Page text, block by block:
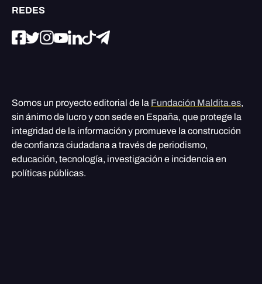
REDES
Somos un proyecto editorial de la Fundación Maldita.es,
sin ánimo de lucro y con sede en España, que protege la
integridad de la información y promueve la construcción
de confianza ciudadana a través de periodismo,
educación, tecnología, investigación e incidencia en
políticas públicas.